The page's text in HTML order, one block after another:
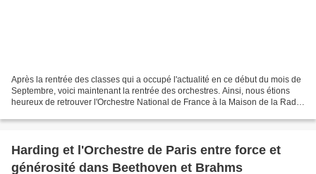
Après la rentrée des classes qui a occupé l'actualité en ce début du mois de
Septembre, voici maintenant la rentrée des orchestres. Ainsi, nous étions
heureux de retrouver l'Orchestre National de France à la Maison de la Radio
Harding et l'Orchestre de Paris entre force et
générosité dans Beethoven et Brahms